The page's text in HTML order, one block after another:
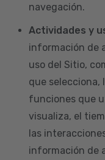
navegación.
Actividades y
información de
uso del Sitio,
que selecciona,
funciones que
visualiza, el
las
información de